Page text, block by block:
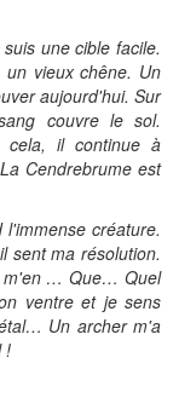
une cible facile.
vieux chêne. Un
aujourd'hui. Sur
couvre le sol.
cela, il continue à
Cendrebrume est
créature.
sent ma résolution.
m'en … Que… Quel
ventre et je sens
Un archer m'a
!